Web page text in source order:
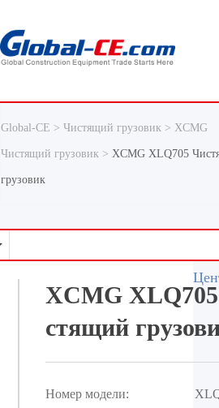
Global-CE > Чистящий грузовик > XCMG
Чистящий грузовик > XCMG XLQ705
грузовик
XCMG
стящий
Номер модели: